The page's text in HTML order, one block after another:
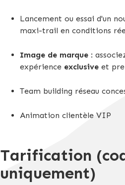
Lancement ou essai d'un
maxi-trail en conditions
Image de marque :
expérience exclusive et
Team building réseau
Animation clientèle VIP
Tarification
uniquement)